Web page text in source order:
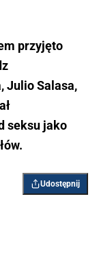
przyjęto
Julio Salasa,
seksu jako
Udostępnij